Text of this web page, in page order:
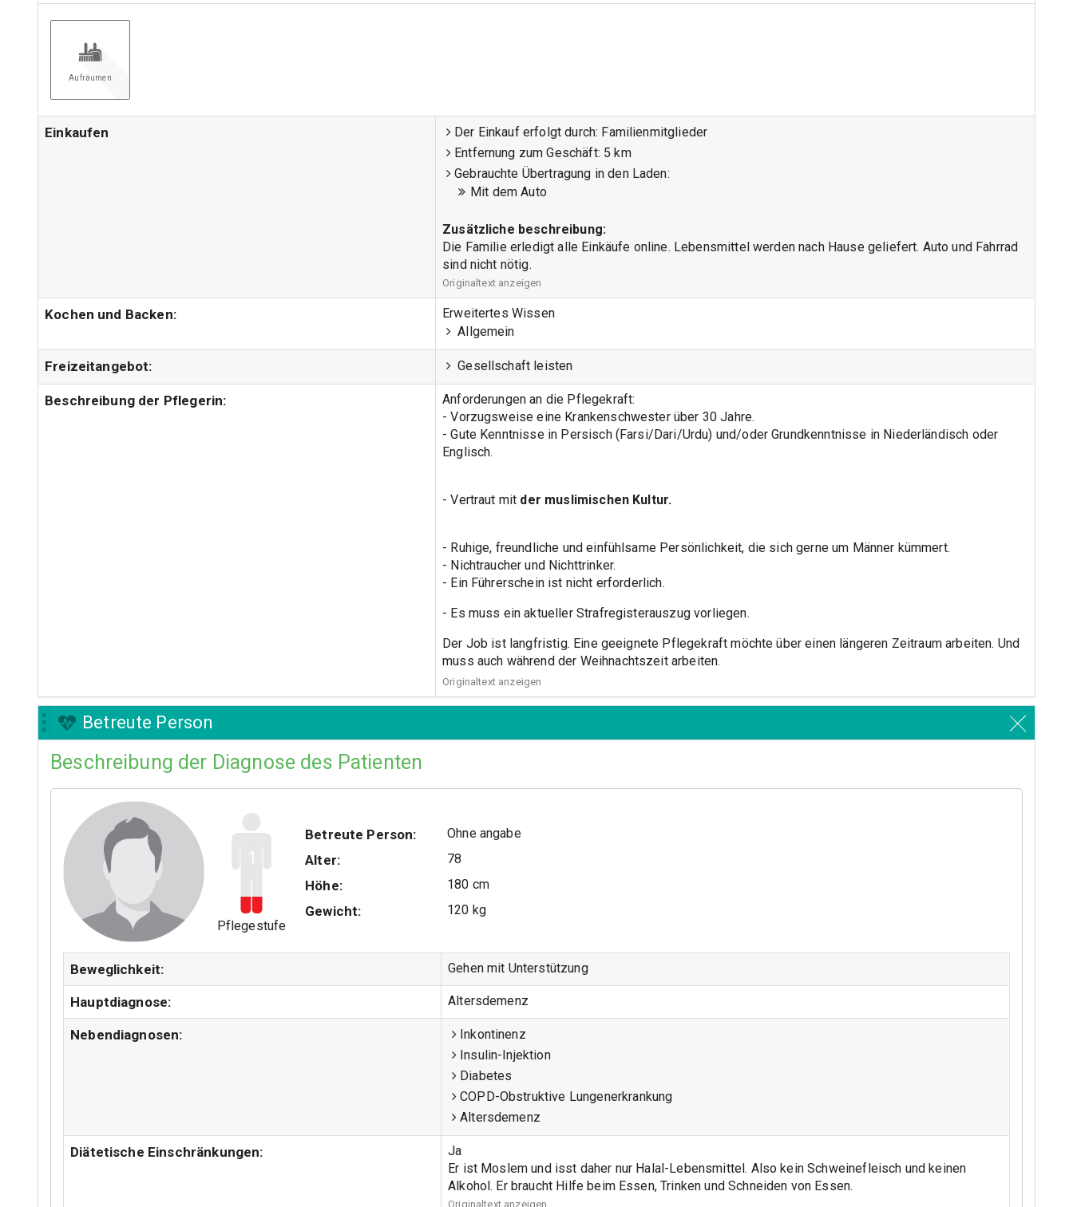
Aufräumen
Einkaufen Der Einkauf erfolgt durch: Familienmitglieder
Entfernung zum Geschäft: 5 km
Gebrauchte Übertragung in den Laden:
Mit dem Auto
Zusätzliche beschreibung:
Die Familie erledigt alle Einkäufe online. Lebensmittel werden nach Hause geliefert. Auto und Fahrrad
sind nicht nötig.
Originaltext anzeigen
Kochen und Backen:
Erweitertes Wissen
Allgemein
Freizeitangebot: Gesellschaft leisten
Beschreibung der Pflegerin:
Anforderungen an die Pflegekraft:
- Vorzugsweise eine Krankenschwester über 30 Jahre.
- Gute Kenntnisse in Persisch (Farsi/Dari/Urdu) und/oder Grundkenntnisse in Niederländisch oder
Englisch.
- Vertraut mit der muslimischen Kultur.
- Ruhige, freundliche und einfühlsame Persönlichkeit, die sich gerne um Männer kümmert.
- Nichtraucher und Nichttrinker.
- Ein Führerschein ist nicht erforderlich.
- Es muss ein aktueller Strafregisterauszug vorliegen.
Der Job ist langfristig. Eine geeignete Pflegekraft möchte über einen längeren Zeitraum arbeiten. Und
muss auch während der Weihnachtszeit arbeiten.
Originaltext anzeigen
Betreute Person
Beschreibung der Diagnose des Patienten
1
Pflegestufe
Betreute Person: Ohne angabe
Alter: 78
Höhe: 180 cm
Gewicht: 120 kg
Beweglichkeit: Gehen mit Unterstützung
Hauptdiagnose: Altersdemenz
Nebendiagnosen:
Inkontinenz
Insulin-Injektion
Diabetes
COPD-Obstruktive Lungenerkrankung
Altersdemenz
Diätetische Einschränkungen:
Ja
Er ist Moslem und isst daher nur Halal-Lebensmittel. Also kein Schweinefleisch und keinen
Alkohol. Er braucht Hilfe beim Essen, Trinken und Schneiden von Essen.
Originaltext anzeigen